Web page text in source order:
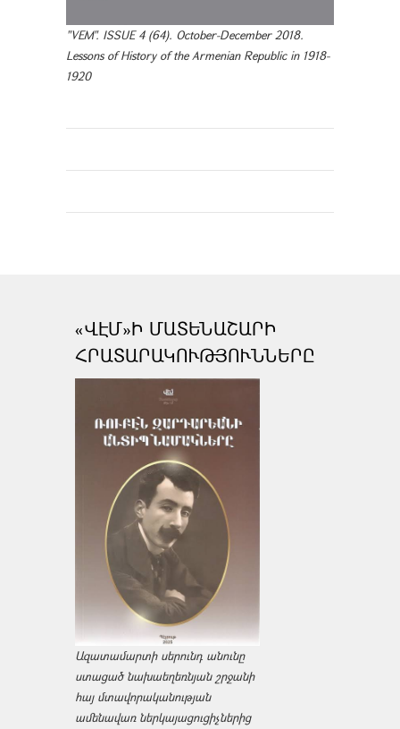
"VEM". ISSUE 4 (64). October-December 2018.
Lessons of History of the Armenian Republic in 1918-
1920
«ՎԷՄ»Ի ՄԱՏԵՆԱՇԱՐԻ
ՀՐԱՏԱՐԱԿՈՒԹՅՈՒՆՆԵՐԸ
Ազատամարտի սերունդ անունը
ստացած նախաեղեռնյան շրջանի
հայ մտավորականության
ամենավառ ներկայացուցիչներից